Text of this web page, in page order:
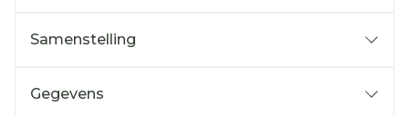
Samenstelling
Gegevens